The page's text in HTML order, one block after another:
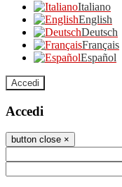
Italiano
English
Deutsch
Français
Español
Accedi
Accedi
button close ×